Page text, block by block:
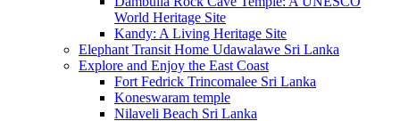
World Heritage Site
Kandy: A Living Heritage Site
Elephant Transit Home Udawalawe Sri Lanka
Explore and Enjoy the East Coast
Fort Fedrick Trincomalee Sri Lanka
Koneswaram temple
Nilaveli Beach Sri Lanka